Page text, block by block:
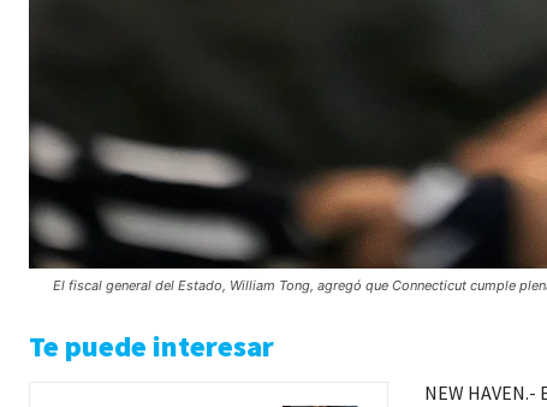
El fiscal general del Estado, William Tong, agregó que Connecticut cumple
Te puede interesar
NEW